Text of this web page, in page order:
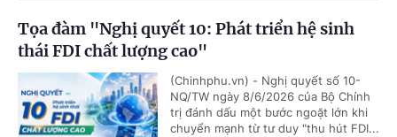
Tọa đàm "Nghị quyết 10: Phát triển hệ sinh
thái FDI chất lượng cao"
(Chinhphu.vn) - Nghị quyết số 10-
NQ/TW ngày 8/6/2026 của Bộ Chính
trị đánh dấu một bước ngoặt lớn khi
chuyển mạnh từ tư duy "thu hút FDI...